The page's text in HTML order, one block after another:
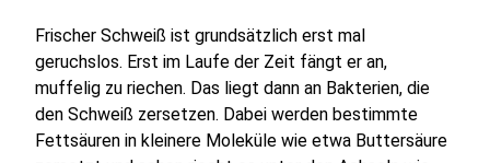
Frischer Schweiß ist grundsätzlich erst mal
geruchslos. Erst im Laufe der Zeit fängt er an,
muffelig zu riechen. Das liegt dann an Bakterien, die
den Schweiß zersetzen. Dabei werden bestimmte
Fettsäuren in kleinere Moleküle wie etwa Buttersäure